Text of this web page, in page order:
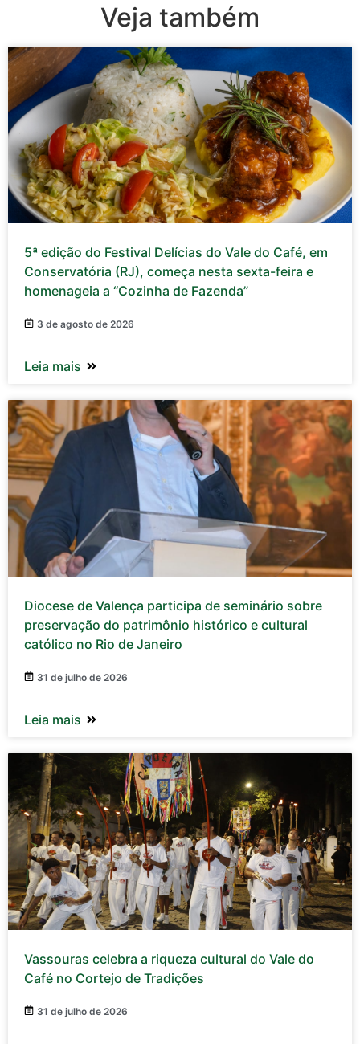
Veja também
5ª edição do Festival Delícias do Vale do Café, em
Conservatória (RJ), começa nesta sexta-feira e
homenageia a “Cozinha de Fazenda”
3 de agosto de 2026
Leia mais
Diocese de Valença participa de seminário sobre
preservação do patrimônio histórico e cultural
católico no Rio de Janeiro
31 de julho de 2026
Leia mais
Vassouras celebra a riqueza cultural do Vale do
Café no Cortejo de Tradições
31 de julho de 2026